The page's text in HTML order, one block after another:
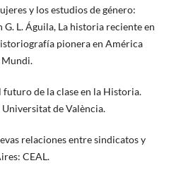
y los estudios de género:
G. L. Águila, La historia reciente en
pionera en América
Mundi.
futuro de la clase en la Historia.
de València.
relaciones entre sindicatos y
CEAL.